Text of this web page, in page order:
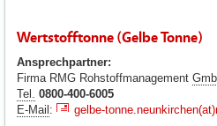
Wertstofftonne (Gelbe Tonne)
Ansprechpartner:
Firma RMG Rohstoffmanagement
Tel. 0800-400-6005
E-Mail:
gelbe-